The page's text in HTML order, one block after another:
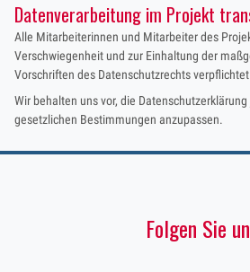
Datenverarbeitung im Projekt
Alle Mitarbeiterinnen und Mitarbeiter des
Verschwiegenheit und zur Einhaltung der
Vorschriften des Datenschutzrechts verpflichtet.
Wir behalten uns vor, die
gesetzlichen Bestimmungen anzupassen.
Folgen Sie